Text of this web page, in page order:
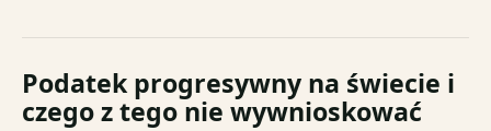
Podatek progresywny na świecie i
czego z tego nie wywnioskować